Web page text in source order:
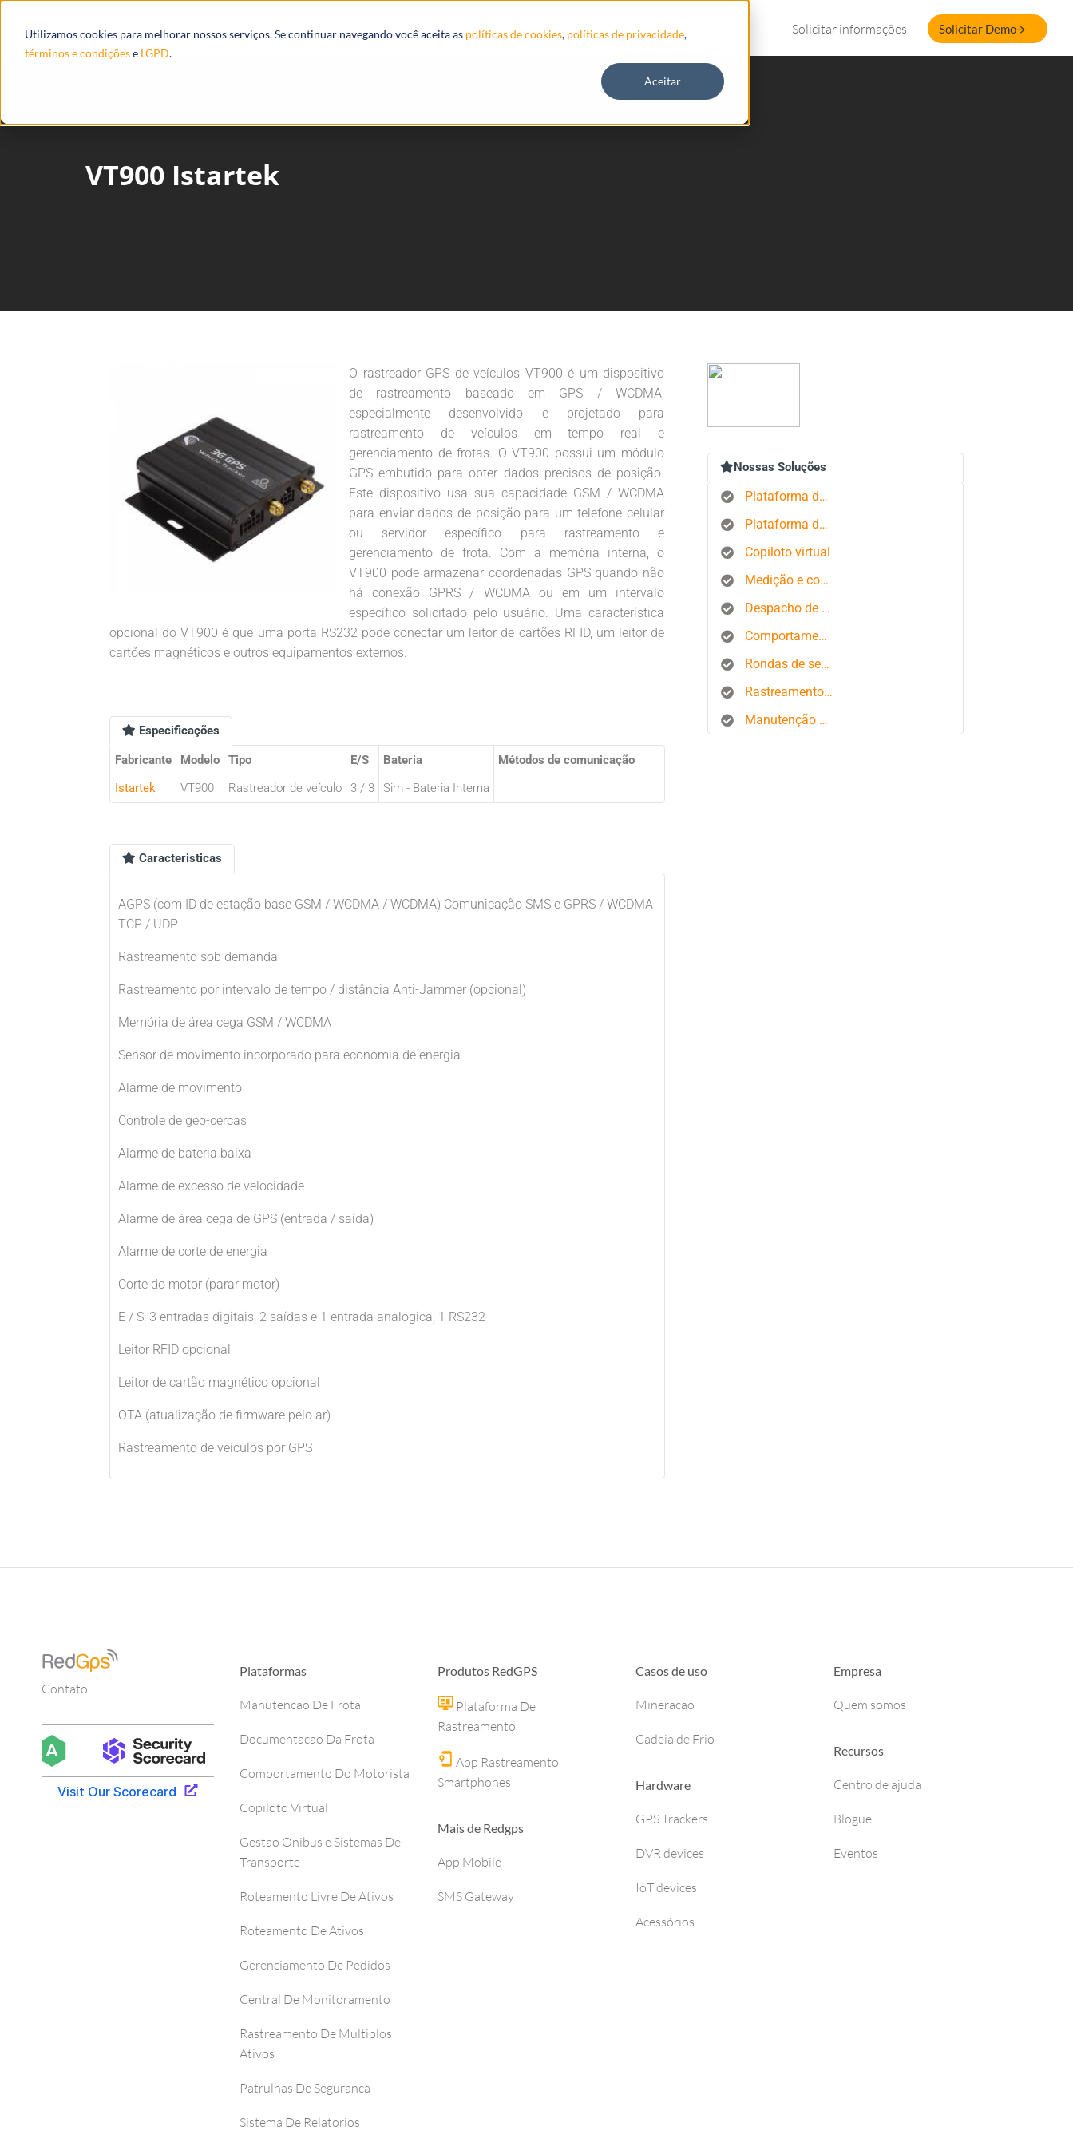
Utilizamos cookies para melhorar nossos serviços. Se continuar navegando você aceita as políticas de cookies, políticas de privacidade,
términos e condiçõese LGPD.
Aceitar
Produtos Ecossistema Integrações Recursos Solicitar informações Solicitar Demo
VT900 Istartek
O rastreador GPS de veículos VT900 é um dispositivo
de rastreamento baseado em GPS / WCDMA,
especialmente desenvolvido e projetado para
rastreamento de veículos em tempo real e
gerenciamento de frotas. O VT900 possui um módulo
GPS embutido para obter dados precisos de posição.
Este dispositivo usa sua capacidade GSM / WCDMA
para enviar dados de posição para um telefone celular
ou servidor específico para rastreamento e
gerenciamento de frota. Com a memória interna, o
VT900 pode armazenar coordenadas GPS quando não
há conexão GPRS / WCDMA ou em um intervalo
específico solicitado pelo usuário. Uma característica
opcional do VT900 é que uma porta RS232 pode conectar um leitor de cartões RFID, um leitor de
cartões magnéticos e outros equipamentos externos.
Especificações
Fabricante Modelo Tipo E/S Bateria
Métodos de comunicação
Istartek
VT900 Rastreador de veículo 3 / 3 Sim - Bateria Interna
Caracteristicas
AGPS (com ID de estação base GSM / WCDMA / WCDMA) Comunicação SMS e GPRS / WCDMA
TCP / UDP
Rastreamento sob demanda
Rastreamento por intervalo de tempo / distância Anti-Jammer (opcional)
Memória de área cega GSM / WCDMA
Sensor de movimento incorporado para economia de energia
Alarme de movimento
Controle de geo-cercas
Alarme de bateria baixa
Alarme de excesso de velocidade
Alarme de área cega de GPS (entrada / saída)
Alarme de corte de energia
Corte do motor (parar motor)
E / S: 3 entradas digitais, 2 saídas e 1 entrada analógica, 1 RS232
Leitor RFID opcional
Leitor de cartão magnético opcional
OTA (atualização de firmware pelo ar)
Rastreamento de veículos por GPS
Nossas Soluções
Plataforma de rastreamento GPS
Plataforma de gerenciamento de pedidos
Copiloto virtual
Medição e controle de estados produtivos
Despacho de ônibus
Comportamento do motorista
Rondas de segurança
Rastreamento de smartphone
Manutenção de frota
Contato
Plataformas
Manutencao De Frota
Documentacao Da Frota
Comportamento Do Motorista
Copiloto Virtual
Gestao Onibus e Sistemas De
Transporte
Roteamento Livre De Ativos
Roteamento De Ativos
Gerenciamento De Pedidos
Central De Monitoramento
Rastreamento De Multiplos
Ativos
Patrulhas De Seguranca
Sistema De Relatorios
Produtos RedGPS
Plataforma De
Rastreamento
App Rastreamento
Smartphones
Mais de Redgps
App Mobile
SMS Gateway
Casos de uso
Mineracao
Cadeia de Frio
Hardware
GPS Trackers
DVR devices
IoT devices
Acessórios
Empresa
Quem somos
Recursos
Centro de ajuda
Blogue
Eventos